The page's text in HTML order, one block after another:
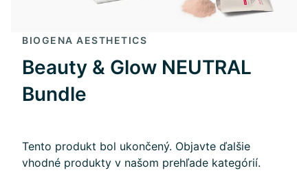
BIOGENA AESTHETICS
Beauty & Glow NEUTRAL
Bundle
Tento produkt bol ukončený. Objavte ďalšie
vhodné produkty v našom prehľade kategórií.